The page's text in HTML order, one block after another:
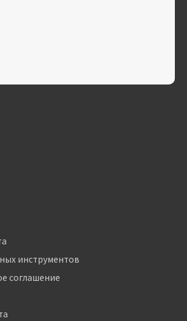
инструментов
соглашение